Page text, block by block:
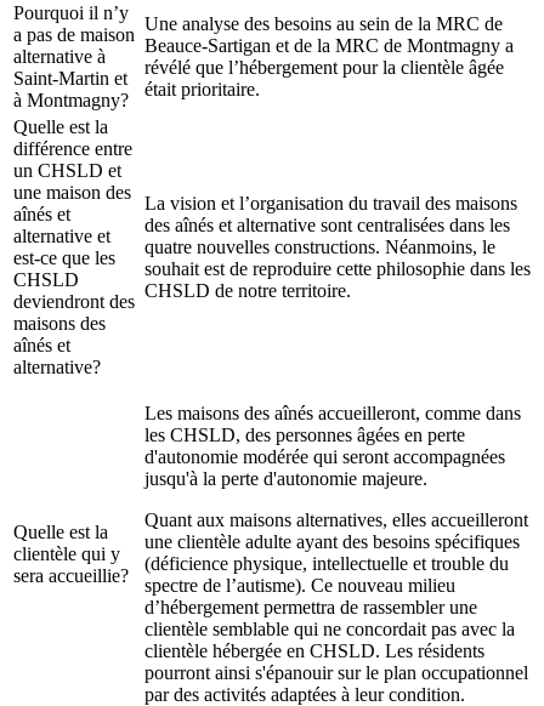
Pourquoi il n’y
a pas de maison
alternative à
Saint-Martin et
à Montmagny?
Une analyse des besoins au sein de la MRC de
Beauce-Sartigan et de la MRC de Montmagny a
révélé que l’hébergement pour la clientèle âgée
était prioritaire.
Quelle est la
différence entre
un CHSLD et
une maison des
aînés et
alternative et
est-ce que les
CHSLD
deviendront des
maisons des
aînés et
alternative?
La vision et l’organisation du travail des maisons
des aînés et alternative sont centralisées dans les
quatre nouvelles constructions. Néanmoins, le
souhait est de reproduire cette philosophie dans les
CHSLD de notre territoire.
Quelle est la
clientèle qui y
sera accueillie?
Les maisons des aînés accueilleront, comme dans
les CHSLD, des personnes âgées en perte
d'autonomie modérée qui seront accompagnées
jusqu'à la perte d'autonomie majeure.
Quant aux maisons alternatives, elles accueilleront
une clientèle adulte ayant des besoins spécifiques
(déficience physique, intellectuelle et trouble du
spectre de l’autisme). Ce nouveau milieu
d’hébergement permettra de rassembler une
clientèle semblable qui ne concordait pas avec la
clientèle hébergée en CHSLD. Les résidents
pourront ainsi s'épanouir sur le plan occupationnel
par des activités adaptées à leur condition.